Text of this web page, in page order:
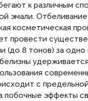
к различным
эмали.
косметическая
провести
(до 8 тонов) за
с предельной
побочные эффекты